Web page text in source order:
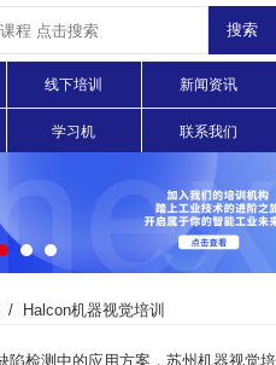
线下培训 新闻资讯
学习机 联系我们
Halcon机器视觉培训